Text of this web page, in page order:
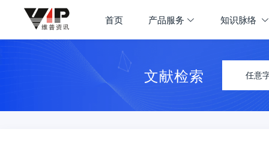
首页 产品服务 知识脉络
文献检索 任意